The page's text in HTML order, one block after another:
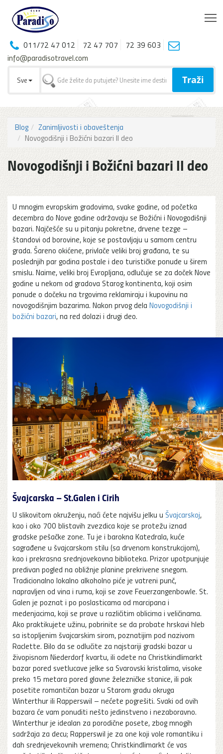
011/72 47 012 72 47 707
72 39 603
info@paradisotravel.com
Sve Traži
Blog
Zanimljivosti i obaveštenja
Novogodišnji i Božićni bazari II deo
Novogodišnji i Božićni bazari II deo
U mnogim evropskim gradovima, svake godine, od početka
decembra do Nove godine održavaju se Božićni i Novogodišnji
bazari. Najčešće su u pitanju pokretne, drvene tezge –
štandovi od borovine, koje se postavljaju u samom centru
grada. Šareno okićene, privlače veliki broj građana, te su
poslednjih par godina postale i deo turističke ponude u širem
smislu. Naime, veliki broj Evropljana, odlučuje se za doček Nove
godine u nekom od gradova Starog kontinenta, koji osim
ponude o dočeku na trgovima reklamiraju i kupovinu na
novogodišnjim bazarima. Nakon prvog dela Novogodišnji i
božićni bazari, na red dolazi i drugi deo.
Švajcarska – St.Galen i Cirih
U slikovitom okruženju, naći ćete najvišu jelku u Švajcarskoj,
kao i oko 700 blistavih zvezdica koje se protežu iznad
gradske pešačke zone. Tu je i barokna Katedrala, kuće
sagrađene u švajcarskom stilu (sa drvenom konstrukcijom),
kao i prekrasna srednjovekovna biblioteka. Prizor upotpunjuje
predivan pogled na obližnje planine prekrivene snegom.
Tradicionalno lokalno alkoholno piće je vatreni punč,
napravljen od vina i ruma, koji se zove Feuerzangenbowle. St.
Galen je poznat i po poslasticama od marcipana i
medenjacima, koji se prave u različitim oblicima i veličinama.
Ako praktikujete užinu, pobrinite se da probate hrskavi hleb
sa istopljenim švajcarskim sirom, poznatijim pod nazivom
Raclette. Bilo da se odlučite za najstariji gradski bazar u
živopisnom Niederdorf kvartu, ili odete na Christkindlimarkt
bazar pored svetlucave jelke sa Svarovski kristalima, visoke
preko 15 metara pored glavne železničke stanice, ili pak
posetite romantičan bazar u Starom gradu okruga
Winterthur ili Rapperswil – nećete pogrešiti. Svaki od ovih
bazara će vam ponuditi nešto jedinstveno i nezaboravno.
Winterthur je idealan za porodične posete, zbog mnogih
sadržaja za decu; Rapperswil je za one koji vole romantiku i
dah srednjevekovnih vremena; Christkindlimarkt će vas